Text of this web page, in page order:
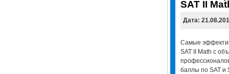
SAT II
Дата:
Самые
SAT II Math с
баллы по SAT и